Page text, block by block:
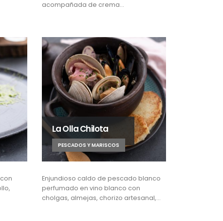
acompañada de crema…
La Olla Chilota
PESCADOS Y MARISCOS
Enjundioso caldo de pescado blanco
perfumado en vino blanco con
cholgas, almejas, chorizo artesanal,…